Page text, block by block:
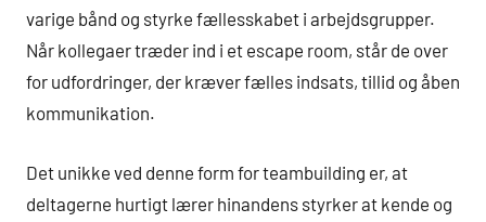
varige bånd og styrke fællesskabet i arbejdsgrupper.
Når kollegaer træder ind i et escape room, står de over
for udfordringer, der kræver fælles indsats, tillid og åben
kommunikation.
Det unikke ved denne form for teambuilding er, at
deltagerne hurtigt lærer hinandens styrker at kende og